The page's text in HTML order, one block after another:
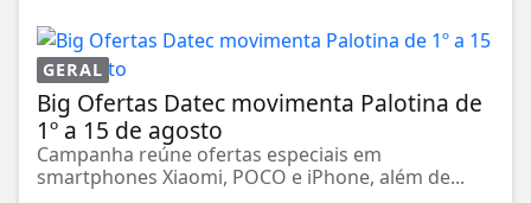
GERAL
Big Ofertas Datec movimenta Palotina de
1º a 15 de agosto
Campanha reúne ofertas especiais em
smartphones Xiaomi, POCO e iPhone, além de...